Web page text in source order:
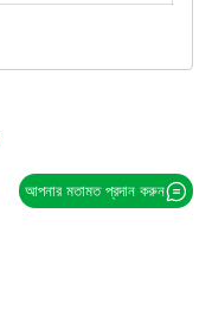
আপনার মতামত প্রদান করুন